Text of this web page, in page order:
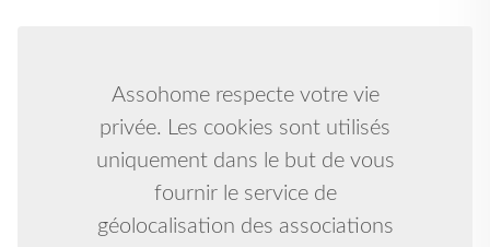
Assohome respecte votre vie
privée. Les cookies sont utilisés
uniquement dans le but de vous
fournir le service de
géolocalisation des associations